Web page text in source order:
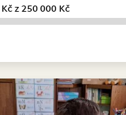
z 250 000 Kč